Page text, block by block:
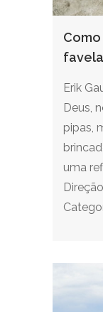
favela
Erik
Deus,
pipas,
uma